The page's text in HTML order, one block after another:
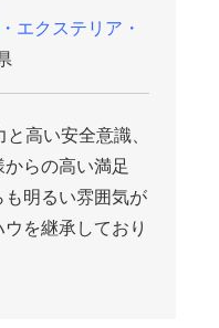
エクステリア・
高い安全意識、
らの高い満足
も明るい雰囲気が
を継承しており